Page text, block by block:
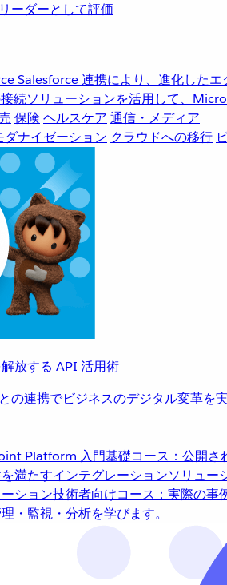
ーダーとして評価
Salesforce 連携により、進化した
続ソリューションを活用して、
保険 ヘルスケア 通信・メディア
ナイゼーション クラウドへの移行
放する API 活用術
の連携でビジネスのデジタル変革を
Platform 入門基礎コース：公開さ
満たすインテグレーションソリュー
ション技術者向けコース：実際の事
・監視・分析を学びます。